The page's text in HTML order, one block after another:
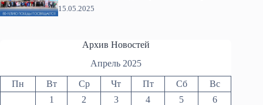
15.05.2025
Архив Новостей
Апрель 2025
Пн Вт Ср Чт Пт Сб
Вс
1
2 3 4 5
6